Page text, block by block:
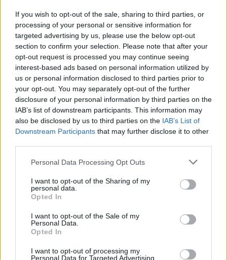
If you wish to opt-out of the sale, sharing to third parties, or
processing of your personal or sensitive information for
targeted advertising by us, please use the below opt-out
section to confirm your selection. Please note that after your
opt-out request is processed you may continue seeing
interest-based ads based on personal information utilized by
us or personal information disclosed to third parties prior to
your opt-out. You may separately opt-out of the further
disclosure of your personal information by third parties on the
IAB’s list of downstream participants. This information may
also be disclosed by us to third parties on the IAB’s List of
Downstream Participants that may further disclose it to other
Please note that this website/app uses one or more Google
not limited to your visit or usage behaviour. You may click to
grant or deny consent to Google and its third-party tags to
use your data for below specified purposes in below Google
consent section.
Personal Data Processing Opt Outs
I want to opt-out of the Sharing of my
personal data.
Opted In
I want to opt-out of the Sale of my
Personal Data.
Opted In
I want to opt-out of processing my
Personal Data for Targeted Advertising.
Το τρίτο είναι η
σύστημα. «Με δύο διαφορετικούς τρόπους. Ο
ένας τρόπος είναι ένας νόμος περί κομμάτων που
προβλέπεται από το 1974 και δεν έχει ψηφιστεί
μέχρι τώρα. Αναφέρομαι στην εσωκομματική